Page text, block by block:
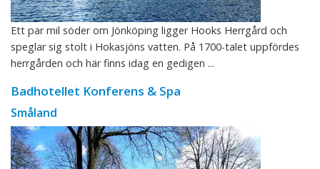
Ett par mil söder om Jönköping ligger Hooks Herrgård och
speglar sig stolt i Hokasjöns vatten. På 1700-talet uppfördes
herrgården och här finns idag en gedigen ...
Badhotellet Konferens & Spa
Småland